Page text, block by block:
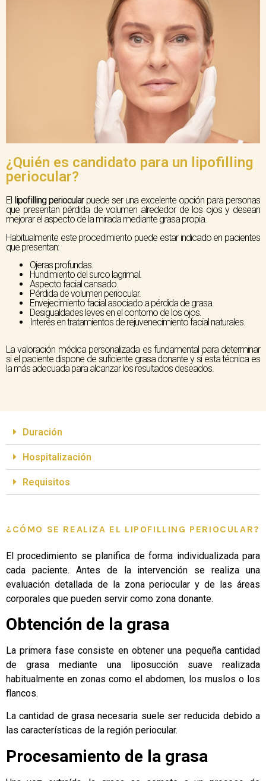
¿Quién es candidato para un lipofilling
periocular?
El lipofilling periocularpuede ser una excelente opción para personas
que presentan pérdida de volumen alrededor de los ojos y desean
mejorar el aspecto de la mirada mediante grasa propia.
Habitualmente este procedimiento puede estar indicado en pacientes
que presentan:
Ojeras profundas.
Hundimiento del surco lagrimal.
Aspecto facial cansado.
Pérdida de volumen periocular.
Envejecimiento facial asociado a pérdida de grasa.
Desigualdades leves en el contorno de los ojos.
Interés en tratamientos de rejuvenecimiento facial naturales.
La valoración médica personalizada es fundamental para determinar
si el paciente dispone de suficiente grasa donante y si esta técnica es
la más adecuada para alcanzar los resultados deseados.
Duración
Hospitalización
Requisitos
¿CÓMO SE REALIZA EL LIPOFILLING PERIOCULAR?
El procedimiento se planifica de forma individualizada para
cada paciente. Antes de la intervención se realiza una
evaluación detallada de la zona periocular y de las áreas
corporales que pueden servir como zona donante.
Obtención de la grasa
La primera fase consiste en obtener una pequeña cantidad
de grasa mediante una liposucción suave realizada
habitualmente en zonas como el abdomen, los muslos o los
flancos.
La cantidad de grasa necesaria suele ser reducida debido a
las características de la región periocular.
Procesamiento de la grasa